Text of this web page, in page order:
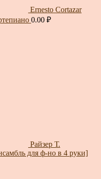
Ernesto Cortazar
0.00 ₽
Райзер Т.
для ф-но в 4 руки]